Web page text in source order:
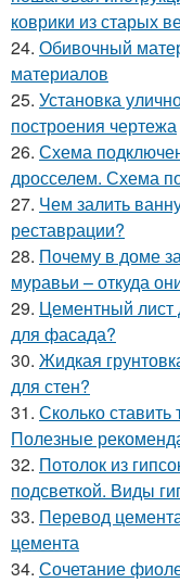
коврики из старых
24. Обивочный
материалов
25. Установка
построения чертежа
26. Схема
дросселем. Схема
27. Чем залить
реставрации?
28. Почему в доме
муравьи – откуда
29. Цементный
для фасада?
30. Жидкая
для стен?
31. Сколько
Полезные
32. Потолок из
подсветкой. Виды
33. Перевод
цемента
34. Сочетание